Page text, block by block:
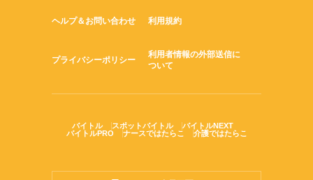
ヘルプ＆お問い合わせ 利用規約
プライバシーポリシー
利用者情報の外部送信に
ついて
バイトル スポットバイトル
バイトルNEXT
バイトルPRO
ナースではたらこ 介護ではたらこ